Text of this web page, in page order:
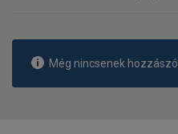
Még nincsenek